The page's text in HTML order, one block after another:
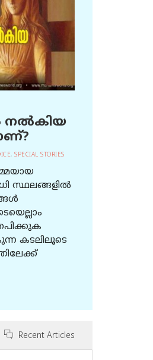
നല്‍കിയ
, SPECIAL STORIES
സ്ഥലങ്ങളിൽ
കടലിലൂടെ
Recent Articles